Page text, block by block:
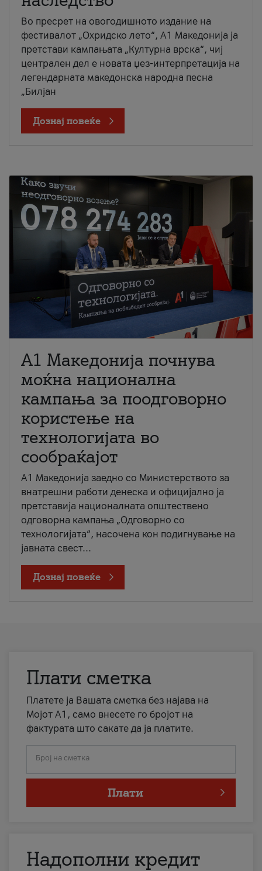
Во пресрет на овогодишното издание на
фестивалот „Охридско лето“, А1 Македонија ја
претстави кампањата „Културна врска“, чиј
централен дел е новата џез-интерпретација на
легендарната македонска народна песна
„Билјан
Дознај повеќе
A1 Македонија почнува
моќна национална
кампања за поодговорно
користење на
технологијата во
сообраќајот
A1 Македонија заедно со Министерството за
внатрешни работи денеска и официјално ја
претставија националната општествено
одговорна кампања „Одговорно со
технологијата“, насочена кон подигнување на
јавната свест...
Дознај повеќе
Плати сметка
Платете ја Вашата сметка без најава на
Мојот А1, само внесете го бројот на
фактурата што сакате да ја платите.
Број на сметка
Плати
Надополни кредит